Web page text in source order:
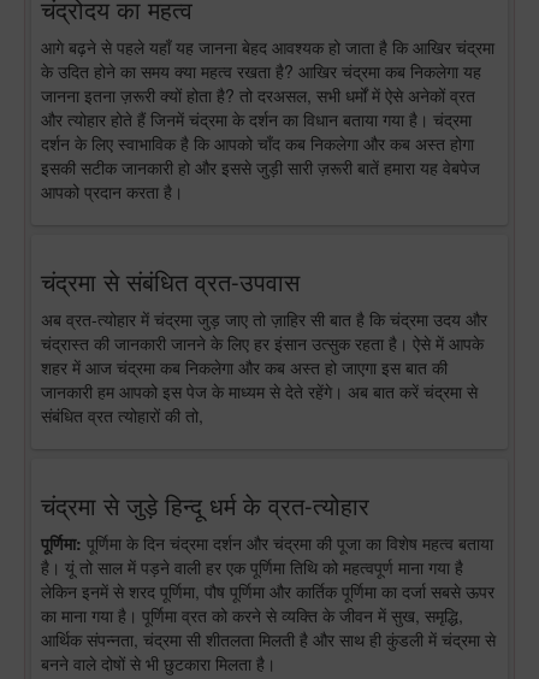
चंद्रोदय का महत्व
आगे बढ़ने से पहले यहाँ यह जानना बेहद आवश्यक हो जाता है कि आखिर चंद्रमा
के उदित होने का समय क्या महत्व रखता है? आखिर चंद्रमा कब निकलेगा यह
जानना इतना ज़रूरी क्यों होता है? तो दरअसल, सभी धर्मों में ऐसे अनेकों व्रत
और त्योहार होते हैं जिनमें चंद्रमा के दर्शन का विधान बताया गया है। चंद्रमा
दर्शन के लिए स्वाभाविक है कि आपको चाँद कब निकलेगा और कब अस्त होगा
इसकी सटीक जानकारी हो और इससे जुड़ी सारी ज़रूरी बातें हमारा यह वेबपेज
आपको प्रदान करता है।
चंद्रमा से संबंधित व्रत-उपवास
अब व्रत-त्योहार में चंद्रमा जुड़ जाए तो ज़ाहिर सी बात है कि चंद्रमा उदय और
चंद्रास्त की जानकारी जानने के लिए हर इंसान उत्सुक रहता है। ऐसे में आपके
शहर में आज चंद्रमा कब निकलेगा और कब अस्त हो जाएगा इस बात की
जानकारी हम आपको इस पेज के माध्यम से देते रहेंगे। अब बात करें चंद्रमा से
संबंधित व्रत त्योहारों की तो,
चंद्रमा से जुड़े हिन्दू धर्म के व्रत-त्योहार
पूर्णिमा: पूर्णिमा के दिन चंद्रमा दर्शन और चंद्रमा की पूजा का विशेष महत्व बताया
है। यूं तो साल में पड़ने वाली हर एक पूर्णिमा तिथि को महत्वपूर्ण माना गया है
लेकिन इनमें से शरद पूर्णिमा, पौष पूर्णिमा और कार्तिक पूर्णिमा का दर्जा सबसे ऊपर
का माना गया है। पूर्णिमा व्रत को करने से व्यक्ति के जीवन में सुख, समृद्धि,
आर्थिक संपन्नता, चंद्रमा सी शीतलता मिलती है और साथ ही कुंडली में चंद्रमा से
बनने वाले दोषों से भी छुटकारा मिलता है।